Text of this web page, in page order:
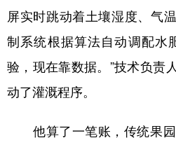
屏实时跳动着土壤湿度、气
制系统根据算法自动调配水
验，现在靠数据。”技术负责
动了灌溉程序。
他算了一笔账，传统果园